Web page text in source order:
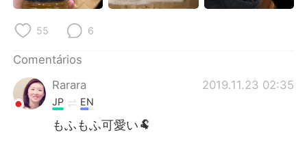
55 6
Comentários
Rarara
2019.11.23 02:35
JP EN
もふもふ可愛い🐏